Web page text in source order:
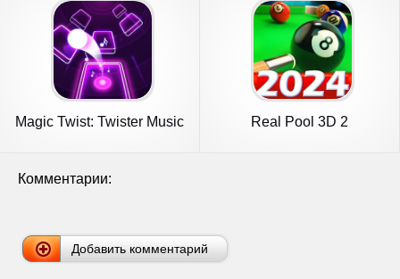
Magic Twist: Twister Music
Real Pool 3D 2
Комментарии:
Добавить комментарий